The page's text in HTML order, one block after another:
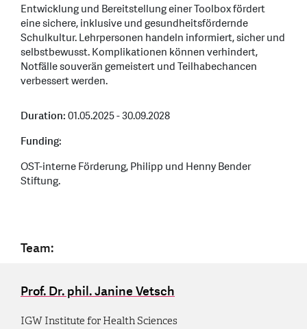
Entwicklung und Bereitstellung einer Toolbox fördert
eine sichere, inklusive und gesundheitsfördernde
Schulkultur. Lehrpersonen handeln informiert, sicher und
selbstbewusst. Komplikationen können verhindert,
Notfälle souverän gemeistert und Teilhabechancen
verbessert werden.
Duration:01.05.2025 - 30.09.2028
Funding:
OST-interne Förderung, Philipp und Henny Bender
Stiftung.
Team:
Prof. Dr. phil. Janine Vetsch
IGW Institute for Health Sciences